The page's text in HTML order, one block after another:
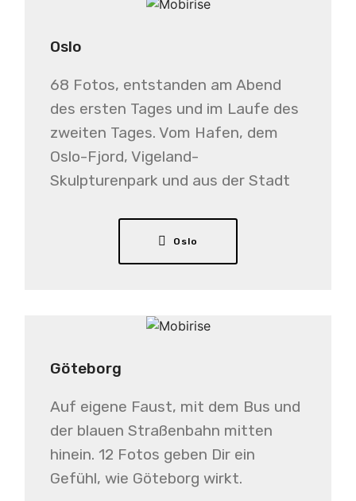
Oslo
68 Fotos, entstanden am Abend
des ersten Tages und im Laufe des
zweiten Tages. Vom Hafen, dem
Oslo-Fjord, Vigeland-
Skulpturenpark und aus der Stadt
Oslo
Göteborg
Auf eigene Faust, mit dem Bus und
der blauen Straßenbahn mitten
hinein. 12 Fotos geben Dir ein
Gefühl, wie Göteborg wirkt.